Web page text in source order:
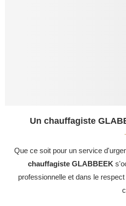
Un chauffagiste
Que ce soit pour un service
chauffagiste GLABBEEK
professionnelle et dans le